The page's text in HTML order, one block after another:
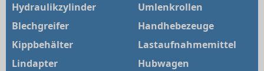
Hydraulikzylinder
Blechgreifer
Kippbehälter
Lindapter
Umlenkrollen
Handhebezeuge
Lastaufnahmemittel
Hubwagen